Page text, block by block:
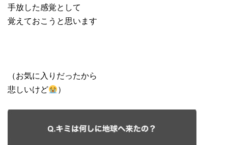
手放した感覚として
覚えておこうと思います
（お気に入りだったから
悲しいけど
）